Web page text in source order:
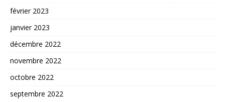
février 2023
janvier 2023
décembre 2022
novembre 2022
octobre 2022
septembre 2022